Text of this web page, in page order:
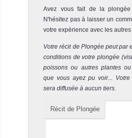
Le site Lekuan III est un excellent
observer des requins de récif à
barracud...
Lekuan II
Le site de Lekuan II est très proche
site de plongée sympa avec un
Avez vous fait de la
N'hésitez pas à laisser un
votre expérience avec les
Votre récit de Plongée peut par
conditions de votre plongée
poissons ou autres plantes
que vous ayez pu voir...
sera diffusée à aucun tiers.
Récit de Plongée